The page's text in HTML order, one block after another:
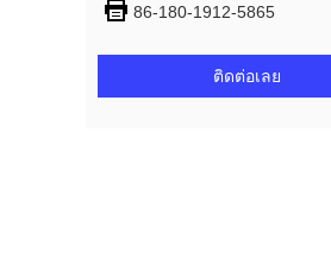
86-180-1912-5865
ติดต่อเลย